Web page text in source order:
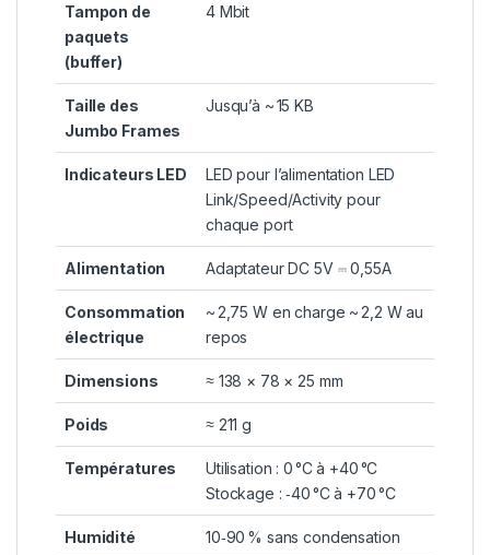
Tampon de
paquets
(buffer)
4 Mbit
Taille des
Jumbo Frames
Jusqu’à ~ 15 KB
Indicateurs LED
LED pour l’alimentation LED
Link/Speed/Activity pour
chaque port
Alimentation Adaptateur DC 5V ⎓ 0,55A
Consommation
électrique
~ 2,75 W en charge ~ 2,2 W au
repos
Dimensions ≈ 138 × 78 × 25 mm
Poids ≈ 211 g
Températures
Utilisation : 0 °C à +40 °C
Stockage : ‑40 °C à +70 °C
Humidité 10‑90 % sans condensation